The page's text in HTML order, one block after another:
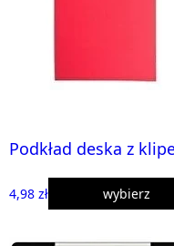
Podkład deska z
4,98 zł wybierz